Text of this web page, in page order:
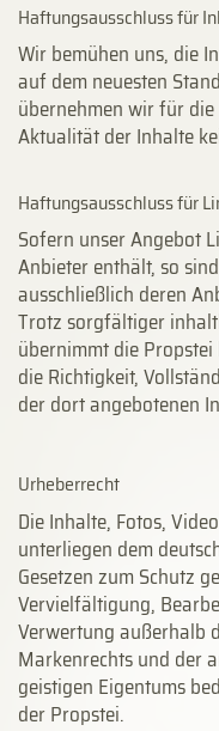
Haftungsausschluss für
Wir bemühen uns, die
auf dem neuesten
übernehmen wir für
Aktualität der Inhalte
Haftungsausschluss für
Sofern unser Angebot
Anbieter enthält, so
ausschließlich deren
Trotz sorgfältiger
übernimmt die
die Richtigkeit,
der dort angebotenen
Urheberrecht
Die Inhalte, Fotos,
unterliegen dem
Gesetzen zum Schutz
Vervielfältigung,
Verwertung außerhalb
Markenrechts und der
geistigen Eigentums
der Propstei.